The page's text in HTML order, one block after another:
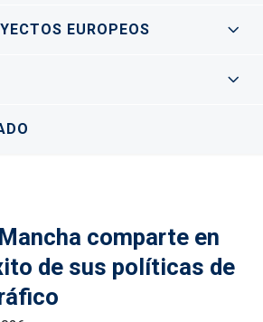
EUROPEOS
comparte en
de sus políticas de